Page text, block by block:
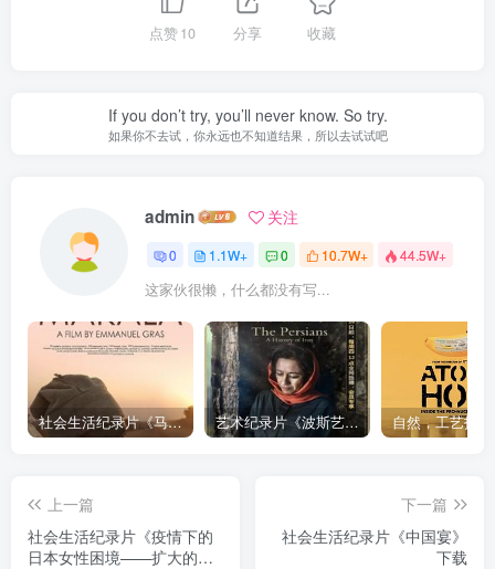
点赞10 分享 收藏
If you don’t try, you’ll never know. So try.
如果你不去试，你永远也不知道结果，所以去试试吧
admin 关注
0 1.1W+ 0 10.7W+ 44.5W+
这家伙很懒，什么都没有写...
社会生活纪录片《马加拉 Makala》下载 艺术纪录片《波斯艺术 Art of Persia》下载
上一篇
社会生活纪录片《疫情下的
日本女性困境——扩大的性
下一篇
社会生活纪录片《中国宴》
下载